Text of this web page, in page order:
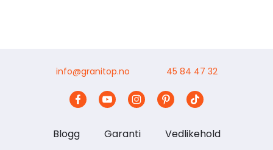
info@granitop.no 45 84 47 32
Blogg Garanti
Vedlikehold